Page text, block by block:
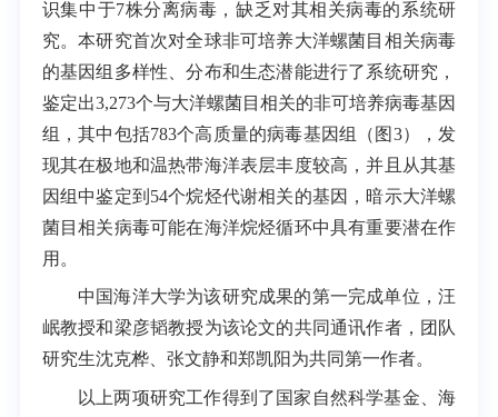
识集中于7株分离病毒，缺乏对其相关病毒的系统研
究。本研究首次对全球非可培养大洋螺菌目相关病毒
的基因组多样性、分布和生态潜能进行了系统研究，
鉴定出3,273个与大洋螺菌目相关的非可培养病毒基因
组，其中包括783个高质量的病毒基因组（图3），发
现其在极地和温热带海洋表层丰度较高，并且从其基
因组中鉴定到54个烷烃代谢相关的基因，暗示大洋螺
菌目相关病毒可能在海洋烷烃循环中具有重要潜在作
用。
中国海洋大学为该研究成果的第一完成单位，汪
岷教授和梁彦韬教授为该论文的共同通讯作者，团队
研究生沈克桦、张文静和郑凯阳为共同第一作者。
以上两项研究工作得到了国家自然科学基金、海